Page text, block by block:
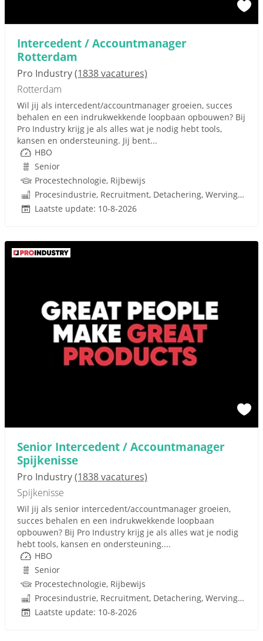
Intercedent / Accountmanager
Rotterdam
Pro Industry(1838 vacatures)
Rotterdam
Wil jij als intercedent/accountmanager groeien, succes
behalen en een indrukwekkende loopbaan opbouwen? Bij
Pro Industry krijg je als alles wat je nodig hebt tools,
kansen en ondersteuning. Jij bent...
HBO
Senior
Procestechnologie, Rijbewijs
Procesindustrie, Recruitment, Detachering, Werving en Selectie
Laatste update: 10-8-2026
Senior Intercedent / Accountmanager
Spijkenisse
Pro Industry(1838 vacatures)
Spijkenisse
Wil jij als senior intercedent/accountmanager groeien,
succes behalen en een indrukwekkende loopbaan
opbouwen? Bij Pro Industry krijg je als alles wat je nodig
hebt tools, kansen en ondersteuning....
HBO
Senior
Procestechnologie, Rijbewijs
Procesindustrie, Recruitment, Detachering, Werving en Selectie
Laatste update: 10-8-2026